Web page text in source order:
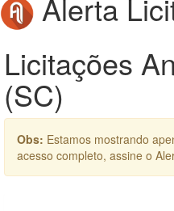
Alerta
Licitações
(SC)
Obs: Estamos mostrando
acesso completo, assine o